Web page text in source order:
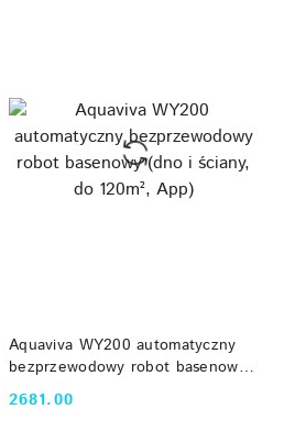
Aquaviva WY200 automatyczny
bezprzewodowy robot basenowy
(dno i ściany, do 120m², App)
Cena:
2681.00
DO KOSZYKA